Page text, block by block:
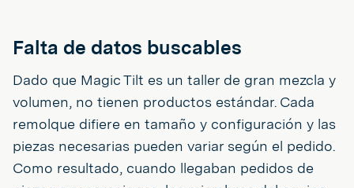
Falta de datos buscables
Dado que Magic Tilt es un taller de gran mezcla y
volumen, no tienen productos estándar. Cada
remolque difiere en tamaño y configuración y las
piezas necesarias pueden variar según el pedido.
Como resultado, cuando llegaban pedidos de